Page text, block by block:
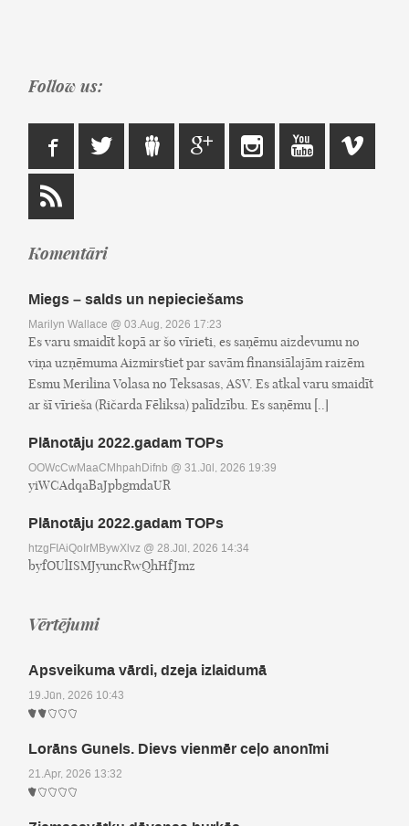
Follow us:
Komentāri
Miegs – salds un nepieciešams
Marilyn Wallace @ 03.Aug, 2026 17:23
Es varu smaidīt kopā ar šo vīrieti, es saņēmu aizdevumu no
viņa uzņēmuma Aizmirstiet par savām finansiālajām raizēm
Esmu Merilina Volasa no Teksasas, ASV. Es atkal varu smaidīt
ar šī vīrieša (Ričarda Fēliksa) palīdzību. Es saņēmu [..]
Plānotāju 2022.gadam TOPs
OOWcCwMaaCMhpahDifnb @ 31.Jūl, 2026 19:39
yiWCAdqaBaJpbgmdaUR
Plānotāju 2022.gadam TOPs
htzgFIAiQoIrMBywXlvz @ 28.Jūl, 2026 14:34
byfOUlISMJyuncRwQhHfJmz
Vērtējumi
Apsveikuma vārdi, dzeja izlaidumā
19.Jūn, 2026 10:43
Lorāns Gunels. Dievs vienmēr ceļo anonīmi
21.Apr, 2026 13:32